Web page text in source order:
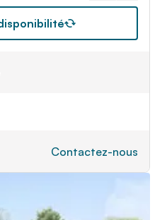
Contactez-nous